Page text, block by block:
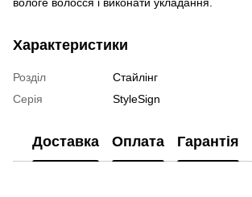
Характеристики
Розділ
Стайлінг
Серія
StyleSign
Доставка Оплата Гарантія